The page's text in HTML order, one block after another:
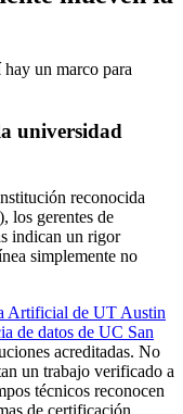
un marco para
universidad
reconocida
los gerentes de
indican un rigor
simplemente no
Artificial de UT Austin
de datos de UC San
acreditadas. No
un trabajo verificado a
técnicos reconocen
de certificación